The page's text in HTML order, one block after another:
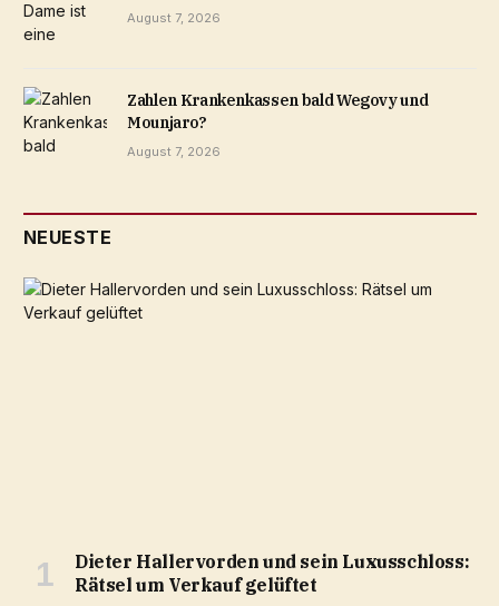
August 7, 2026
Zahlen Krankenkassen bald Wegovy und
Mounjaro?
August 7, 2026
NEUESTE
Dieter Hallervorden und sein Luxusschloss:
Rätsel um Verkauf gelüftet